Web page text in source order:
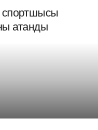
атанды